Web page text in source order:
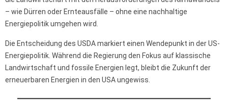
– wie Dürren oder Ernteausfälle – ohne eine nachhaltige
Energiepolitik umgehen wird.
Die Entscheidung des USDA markiert einen Wendepunkt in der US-
Energiepolitik. Während die Regierung den Fokus auf klassische
Landwirtschaft und fossile Energien legt, bleibt die Zukunft der
erneuerbaren Energien in den USA ungewiss.